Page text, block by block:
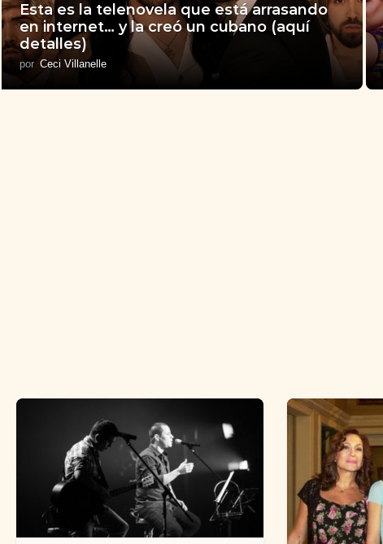
Esta es la telenovela que está arrasando
en internet… y la creó un cubano (aquí
detalles)
por Ceci Villanelle